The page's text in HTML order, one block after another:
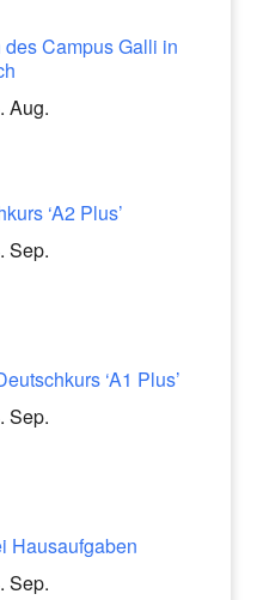
des Campus Galli in
Aug.
‘A2 Plus’
Sep.
‘A1 Plus’
Sep.
Hausaufgaben
Sep.